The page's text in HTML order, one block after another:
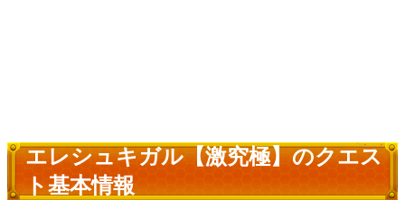
エレシュキガル【激究極】のクエス
ト基本情報